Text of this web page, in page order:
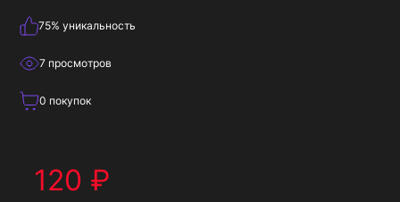
75% уникальность
7 просмотров
0 покупок
120 ₽